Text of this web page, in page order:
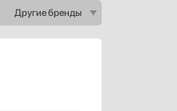
Другие бренды